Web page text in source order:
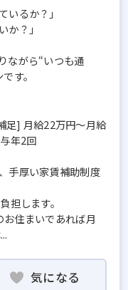
いるか？」
か？」
ながら“いつも通
す。
足] 月給22万円～月給
年2回
手厚い家賃補助制度
担します。
住まいであれば月
気になる